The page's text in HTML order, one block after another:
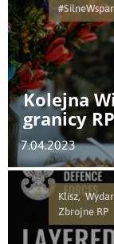
Kolejna
granicy RP
7.04.2023
Klisz,
Zbrojne RP